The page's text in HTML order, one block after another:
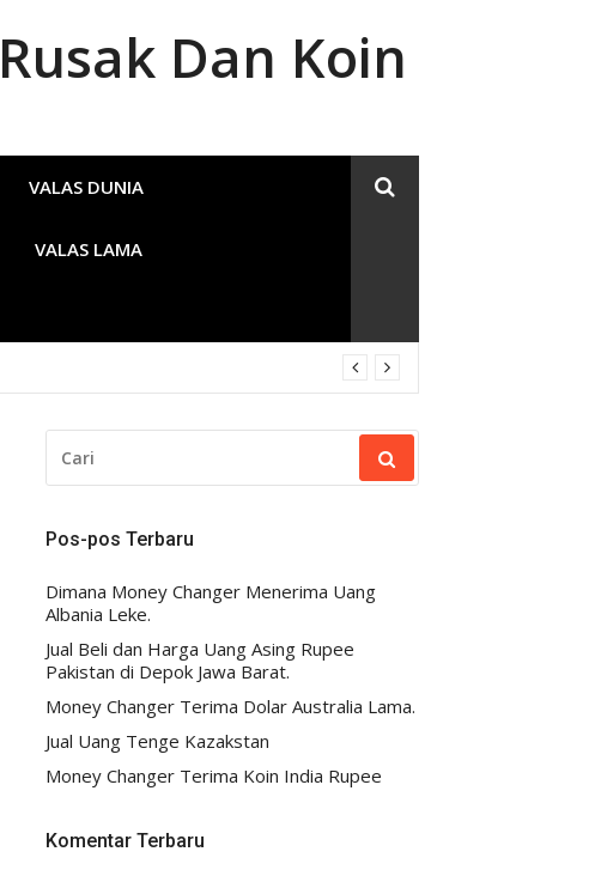
Dan Koin
VALAS DUNIA
VALAS LAMA
UNTUK:
Pos-pos Terbaru
Dimana Money Changer Menerima Uang
Albania Leke.
Jual Beli dan Harga Uang Asing Rupee
Pakistan di Depok Jawa Barat.
Money Changer Terima Dolar Australia Lama.
Jual Uang Tenge Kazakstan
Money Changer Terima Koin India Rupee
Komentar Terbaru